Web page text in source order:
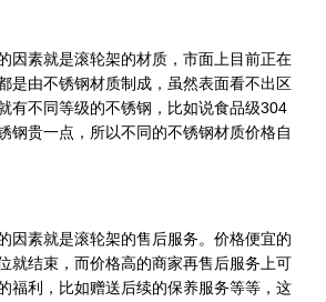
因素就是滚轮架的材质，市面上目前正在
是由不锈钢材质制成，虽然表面看不出区
有不同等级的不锈钢，比如说食品级304
钢贵一点，所以不同的不锈钢材质价格自
因素就是滚轮架的售后服务。价格便宜的
就结束，而价格高的商家再售后服务上可
福利，比如赠送后续的保养服务等等，这